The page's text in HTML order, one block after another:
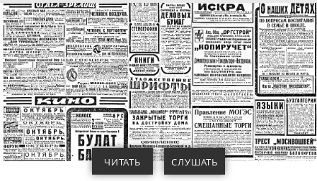
ЧИТАТЬ СЛУШАТЬ